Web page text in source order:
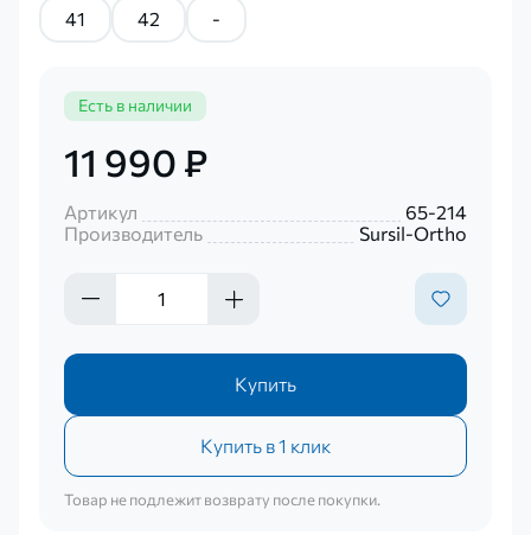
41
42 -
Есть в наличии
11 990 ₽
Артикул
65-214
Производитель
Sursil-Ortho
Купить
Купить в 1 клик
Товар не подлежит возврату после покупки.